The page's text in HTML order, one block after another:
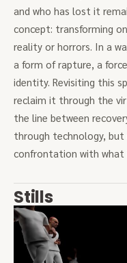
and who has lost it
concept: transforming
reality or horrors. In a
a form of rapture, a
identity. Revisiting this
reclaim it through the
the line between
through technology,
confrontation with what
Stills